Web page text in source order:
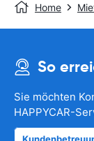
Home
So
Sie möchten
HAPPYCAR-